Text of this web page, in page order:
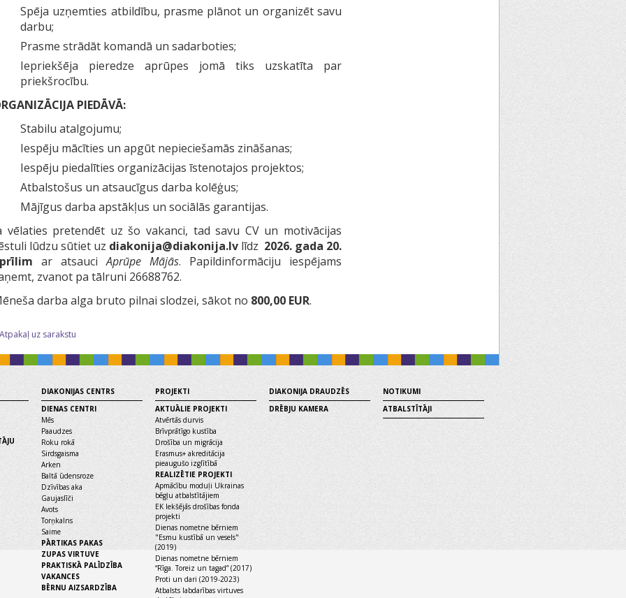
Spēja uzņemties atbildību, prasme plānot un organizēt savu
darbu;
Prasme strādāt komandā un sadarboties;
Iepriekšēja pieredze aprūpes jomā tiks uzskatīta par
priekšrocību.
PIEDĀVĀ:
Stabilu atalgojumu;
Iespēju mācīties un apgūt nepieciešamās zināšanas;
Iespēju piedalīties organizācijas īstenotajos projektos;
Atbalstošus un atsaucīgus darba kolēģus;
Mājīgus darba apstākļus un sociālās garantijas.
vēlaties pretendēt uz šo vakanci, tad savu CV un motivācijas
lūdzu sūtiet uz diakonija@diakonija.lv līdz 2026. gada 20.
ar atsauciAprūpe Mājās. Papildinformāciju iespējams
zvanot pa tālruni 26688762.
darba alga bruto pilnai slodzei, sākot no 800,00 EUR.
uz sarakstu
DIAKONIJAS CENTRS
DIENAS CENTRI
Mēs
Paaudzes
Roku rokā
Sirdsgaisma
Arken
Baltā ūdensroze
Dzīvības aka
Gaujaslīči
Avots
Torņkalns
Saime
PĀRTIKAS PAKAS
ZUPAS VIRTUVE
PRAKTISKĀ PALĪDZĪBA
VAKANCES
BĒRNU AIZSARDZĪBA
PROJEKTI
AKTUĀLIE PROJEKTI
Atvērtās durvis
Brīvprātīgo kustība
Drošība un migrācija
Erasmus+ akreditācija
pieaugušo izglītībā
REALIZĒTIE PROJEKTI
Apmācību moduļi Ukrainas
bēgļu atbalstītājiem
EK Iekšējās drošības fonda
projekti
Dienas nometne bērniem
"Esmu kustībā un vesels"
(2019)
Dienas nometne bērniem
“Rīga. Toreiz un tagad” (2017)
Proti un dari (2019-2023)
Atbalsts labdarības virtuves
DIAKONIJA DRAUDZĒS
DRĒBJU KAMERA
NOTIKUMI
ATBALSTĪTĀJI